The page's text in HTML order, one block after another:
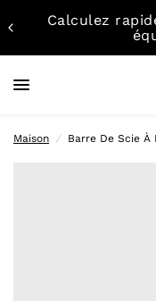
Calculez
Maison / Barre De Scie À